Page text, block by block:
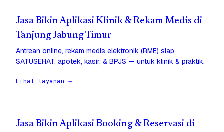
Jasa Bikin Aplikasi Klinik & Rekam Medis di
Tanjung Jabung Timur
Antrean online, rekam medis elektronik (RME) siap
SATUSEHAT, apotek, kasir, & BPJS — untuk klinik & praktik.
Lihat layanan →
Jasa Bikin Aplikasi Booking & Reservasi di